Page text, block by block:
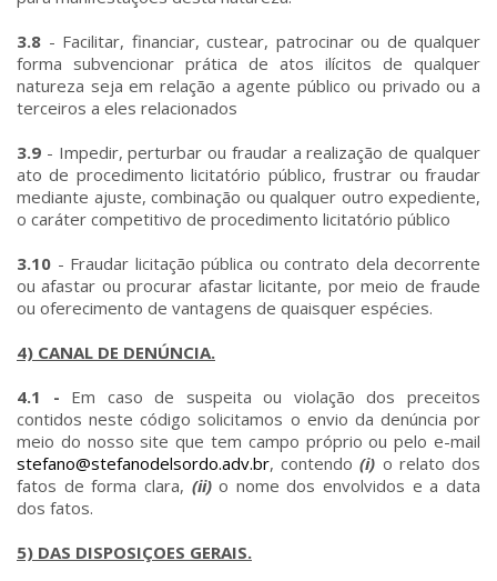
3.8 - Facilitar, financiar, custear, patrocinar ou de qualquer
forma subvencionar prática de atos ilícitos de qualquer
natureza seja em relação a agente público ou privado ou a
terceiros a eles relacionados
3.9 - Impedir, perturbar ou fraudar a realização de qualquer
ato de procedimento licitatório público, frustrar ou fraudar
mediante ajuste, combinação ou qualquer outro expediente,
o caráter competitivo de procedimento licitatório público
3.10 - Fraudar licitação pública ou contrato dela decorrente
ou afastar ou procurar afastar licitante, por meio de fraude
ou oferecimento de vantagens de quaisquer espécies.
4) CANAL DE DENÚNCIA.
4.1 - Em caso de suspeita ou violação dos preceitos
contidos neste código solicitamos o envio da denúncia por
meio do nosso site que tem campo próprio ou pelo e-mail
stefano@stefanodelsordo.adv.br, contendo(i) o relato dos
fatos de forma clara, (ii)o nome dos envolvidos e a data
dos fatos.
5) DAS DISPOSIÇOES GERAIS.